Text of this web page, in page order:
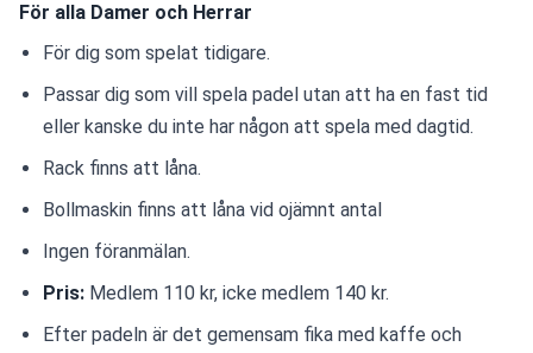
För alla Damer och Herrar
För dig som spelat tidigare.
Passar dig som vill spela padel utan att ha en fast tid
eller kanske du inte har någon att spela med dagtid.
Rack finns att låna.
Bollmaskin finns att låna vid ojämnt antal
Ingen föranmälan.
Pris: Medlem 110 kr, icke medlem 140 kr.
Efter padeln är det gemensam fika med kaffe och